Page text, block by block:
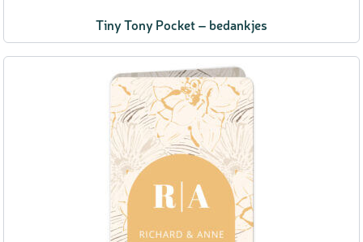
Tiny Tony Pocket – bedankjes